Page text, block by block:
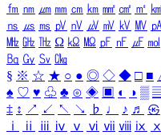
㎙ ㎚ ㎛ ㎜ ㎝ ㎞ ㎟ ㎠ ㎡
㎱ ㎲ ㎳ ㎴ ㎵ ㎶ ㎷ ㎸ ㎹ ㎀
㎒ ㎓ ㎔ Ω ㏀ ㏁ ㎊ ㎋ ㎌ ㏖
㏃ ㏉ ㏜ ㏆
§ ※ ☆ ★ ○ ● ◎ ◇ ◆ □ ■
♠ ♡ ♥ ♧ ♣ ⊙ ◈ ▣ ◐ ◑ ▒
‡ ↕ ↗ ↙ ↖ ↘ ♭ ♩ ♪ ♬ ㉿
ⅰ
ⅱ ⅲ ⅳ ⅴ ⅵ ⅶ ⅷ ⅸ ⅹ